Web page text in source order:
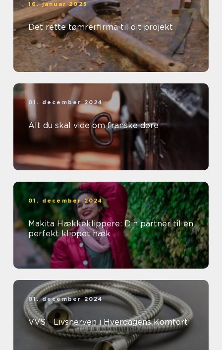
16. januar 2025
Det rette tømrerfirma til dit projekt
01. december 2024
Alt du skal vide om franske døre
01. december 2024
Makita Hækkeklippere: Din partner til en
perfekt klippet hæk
01. december 2024
VVS - Livsnerven i Hverdagens Komfort